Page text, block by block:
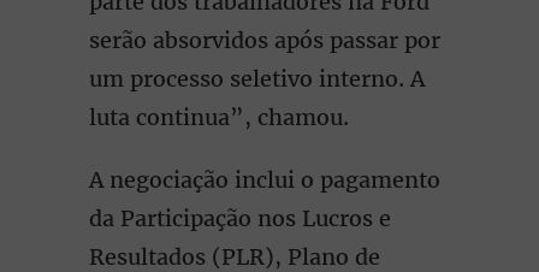
serão absorvidos após passar por
um processo seletivo interno. A
luta continua”, chamou.
A negociação inclui o pagamento
da Participação nos Lucros e
Resultados (PLR), Plano de